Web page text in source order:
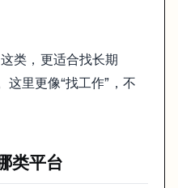
类，更适合找长期
里更像“找工作”，不
类平台